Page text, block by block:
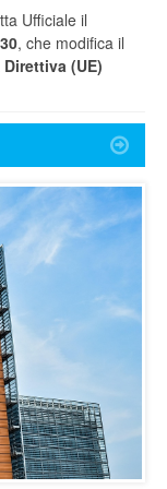
Ufficiale il
, che modifica il
Direttiva (UE)